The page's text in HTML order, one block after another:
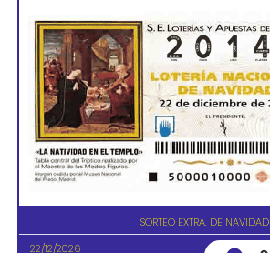
SORTEO EXTRA. DE NAVIDAD
22/12/2026